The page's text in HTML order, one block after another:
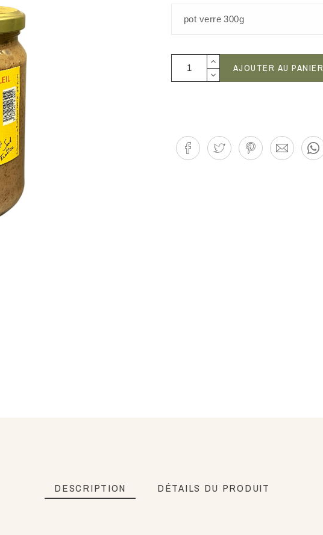
AJOUTER AU PANIER
DESCRIPTION DÉTAILS DU PRODUIT